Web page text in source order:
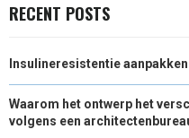
RECENT POSTS
Insulineresistentie
Waarom het ontwerp het
volgens een